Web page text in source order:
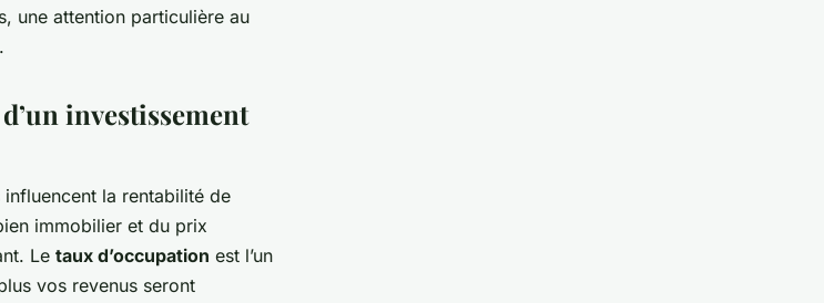
une attention particulière au
investissement
la rentabilité de
immobilier et du prix
Le taux d’occupation est l’un
vos revenus seront